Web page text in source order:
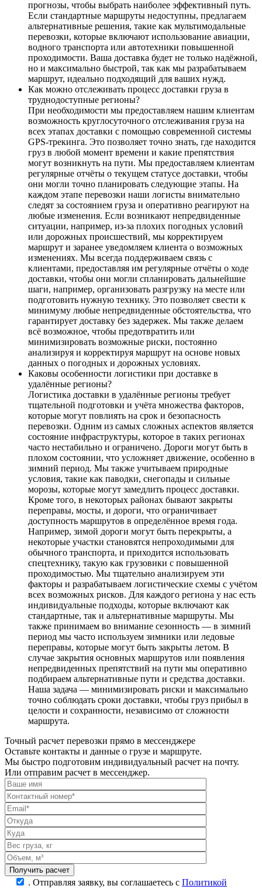
прогнозы, чтобы выбрать наиболее эффективный путь.
Если стандартные маршруты недоступны, предлагаем
альтернативные решения, такие как мультимодальные
перевозки, которые включают использование авиации,
водного транспорта или автотехники повышенной
проходимости. Ваша доставка будет не только надёжной,
но и максимально быстрой, так как мы разрабатываем
маршрут, идеально подходящий для ваших нужд.
Как можно отслеживать процесс доставки груза в
труднодоступные регионы?
При необходимости мы предоставляем нашим клиентам
возможность круглосуточного отслеживания груза на
всех этапах доставки с помощью современной системы
GPS-трекинга. Это позволяет точно знать, где находится
груз в любой момент времени и какие препятствия
могут возникнуть на пути. Мы предоставляем клиентам
регулярные отчёты о текущем статусе доставки, чтобы
они могли точно планировать следующие этапы. На
каждом этапе перевозки наши логисты внимательно
следят за состоянием груза и оперативно реагируют на
любые изменения. Если возникают непредвиденные
ситуации, например, из-за плохих погодных условий
или дорожных происшествий, мы корректируем
маршрут и заранее уведомляем клиента о возможных
изменениях. Мы всегда поддерживаем связь с
клиентами, предоставляя им регулярные отчёты о ходе
доставки, чтобы они могли спланировать дальнейшие
шаги, например, организовать разгрузку на месте или
подготовить нужную технику. Это позволяет свести к
минимуму любые непредвиденные обстоятельства, что
гарантирует доставку без задержек. Мы также делаем
всё возможное, чтобы предотвратить или
минимизировать возможные риски, постоянно
анализируя и корректируя маршрут на основе новых
данных о погодных и дорожных условиях.
Каковы особенности логистики при доставке в
удалённые регионы?
Логистика доставки в удалённые регионы требует
тщательной подготовки и учёта множества факторов,
которые могут повлиять на срок и безопасность
перевозки. Одним из самых сложных аспектов является
состояние инфраструктуры, которое в таких регионах
часто нестабильно и ограничено. Дороги могут быть в
плохом состоянии, что усложняет движение, особенно в
зимний период. Мы также учитываем природные
условия, такие как паводки, снегопады и сильные
морозы, которые могут замедлить процесс доставки.
Кроме того, в некоторых районах бывают закрыты
переправы, мосты, и дороги, что ограничивает
доступность маршрутов в определённое время года.
Например, зимой дороги могут быть перекрыты, а
некоторые участки становятся непроходимыми для
обычного транспорта, и приходится использовать
спецтехнику, такую как грузовики с повышенной
проходимостью. Мы тщательно анализируем эти
факторы и разрабатываем логистические схемы с учётом
всех возможных рисков. Для каждого региона у нас есть
индивидуальные подходы, которые включают как
стандартные, так и альтернативные маршруты. Мы
также принимаем во внимание сезонность — в зимний
период мы часто используем зимники или ледовые
переправы, которые могут быть закрыты летом. В
случае закрытия основных маршрутов или появления
непредвиденных препятствий на пути мы оперативно
подбираем альтернативные пути и средства доставки.
Наша задача — минимизировать риски и максимально
точно соблюдать сроки доставки, чтобы груз прибыл в
целости и сохранности, независимо от сложности
маршрута.
Точный расчет перевозки прямо в мессенджере
Оставьте контакты и данные о грузе и маршруте.
Мы быстро подготовим индивидуальный расчет на почту.
Или отправим расчет в мессенджер.
. Отправляя заявку, вы соглашаетесь с Политикой